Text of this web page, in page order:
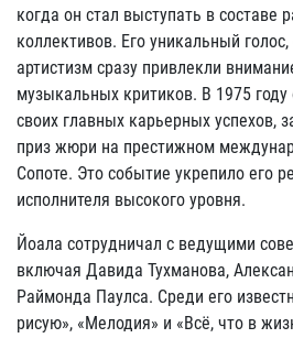
когда он стал выступать в составе
коллективов. Его уникальный
артистизм сразу привлекли
музыкальных критиков. В 1975 году
своих главных карьерных успехов,
приз жюри на престижном
Сопоте. Это событие укрепило его
исполнителя высокого уровня.
Йоала сотрудничал с ведущими
включая Давида Тухманова,
Раймонда Паулса. Среди его
рисую», «Мелодия» и «Всё, что в